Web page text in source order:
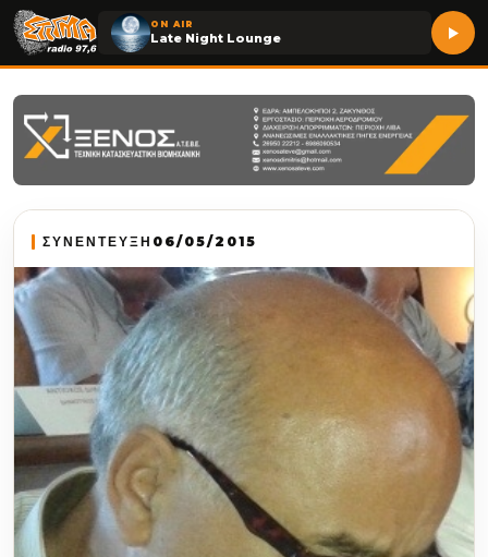
ON AIR
Late Night Lounge
ΣΥΝΕΝΤΕΥΞΗ 06/05/2015